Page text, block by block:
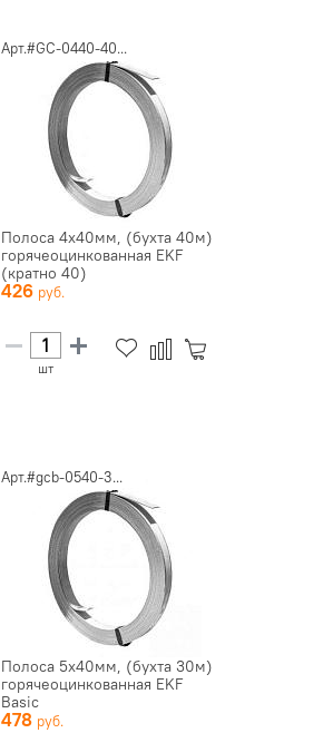
Арт.#GC-0440-40...
Полоса 4х40мм, (бухта 40м)
горячеоцинкованная EKF
(кратно 40)
426
шт
Арт.#gcb-0540-3...
Полоса 5x40мм, (бухта 30м)
горячеоцинкованная EKF
Basic
478